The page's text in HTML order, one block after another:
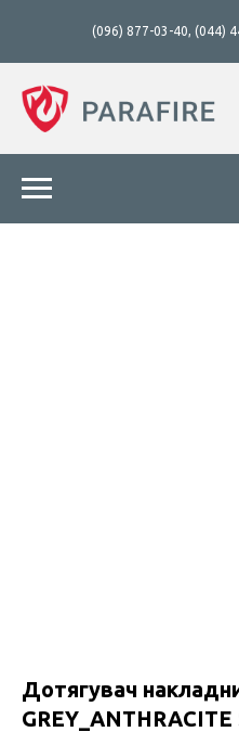
(096) 877-03-40, (044)
Дотягувач